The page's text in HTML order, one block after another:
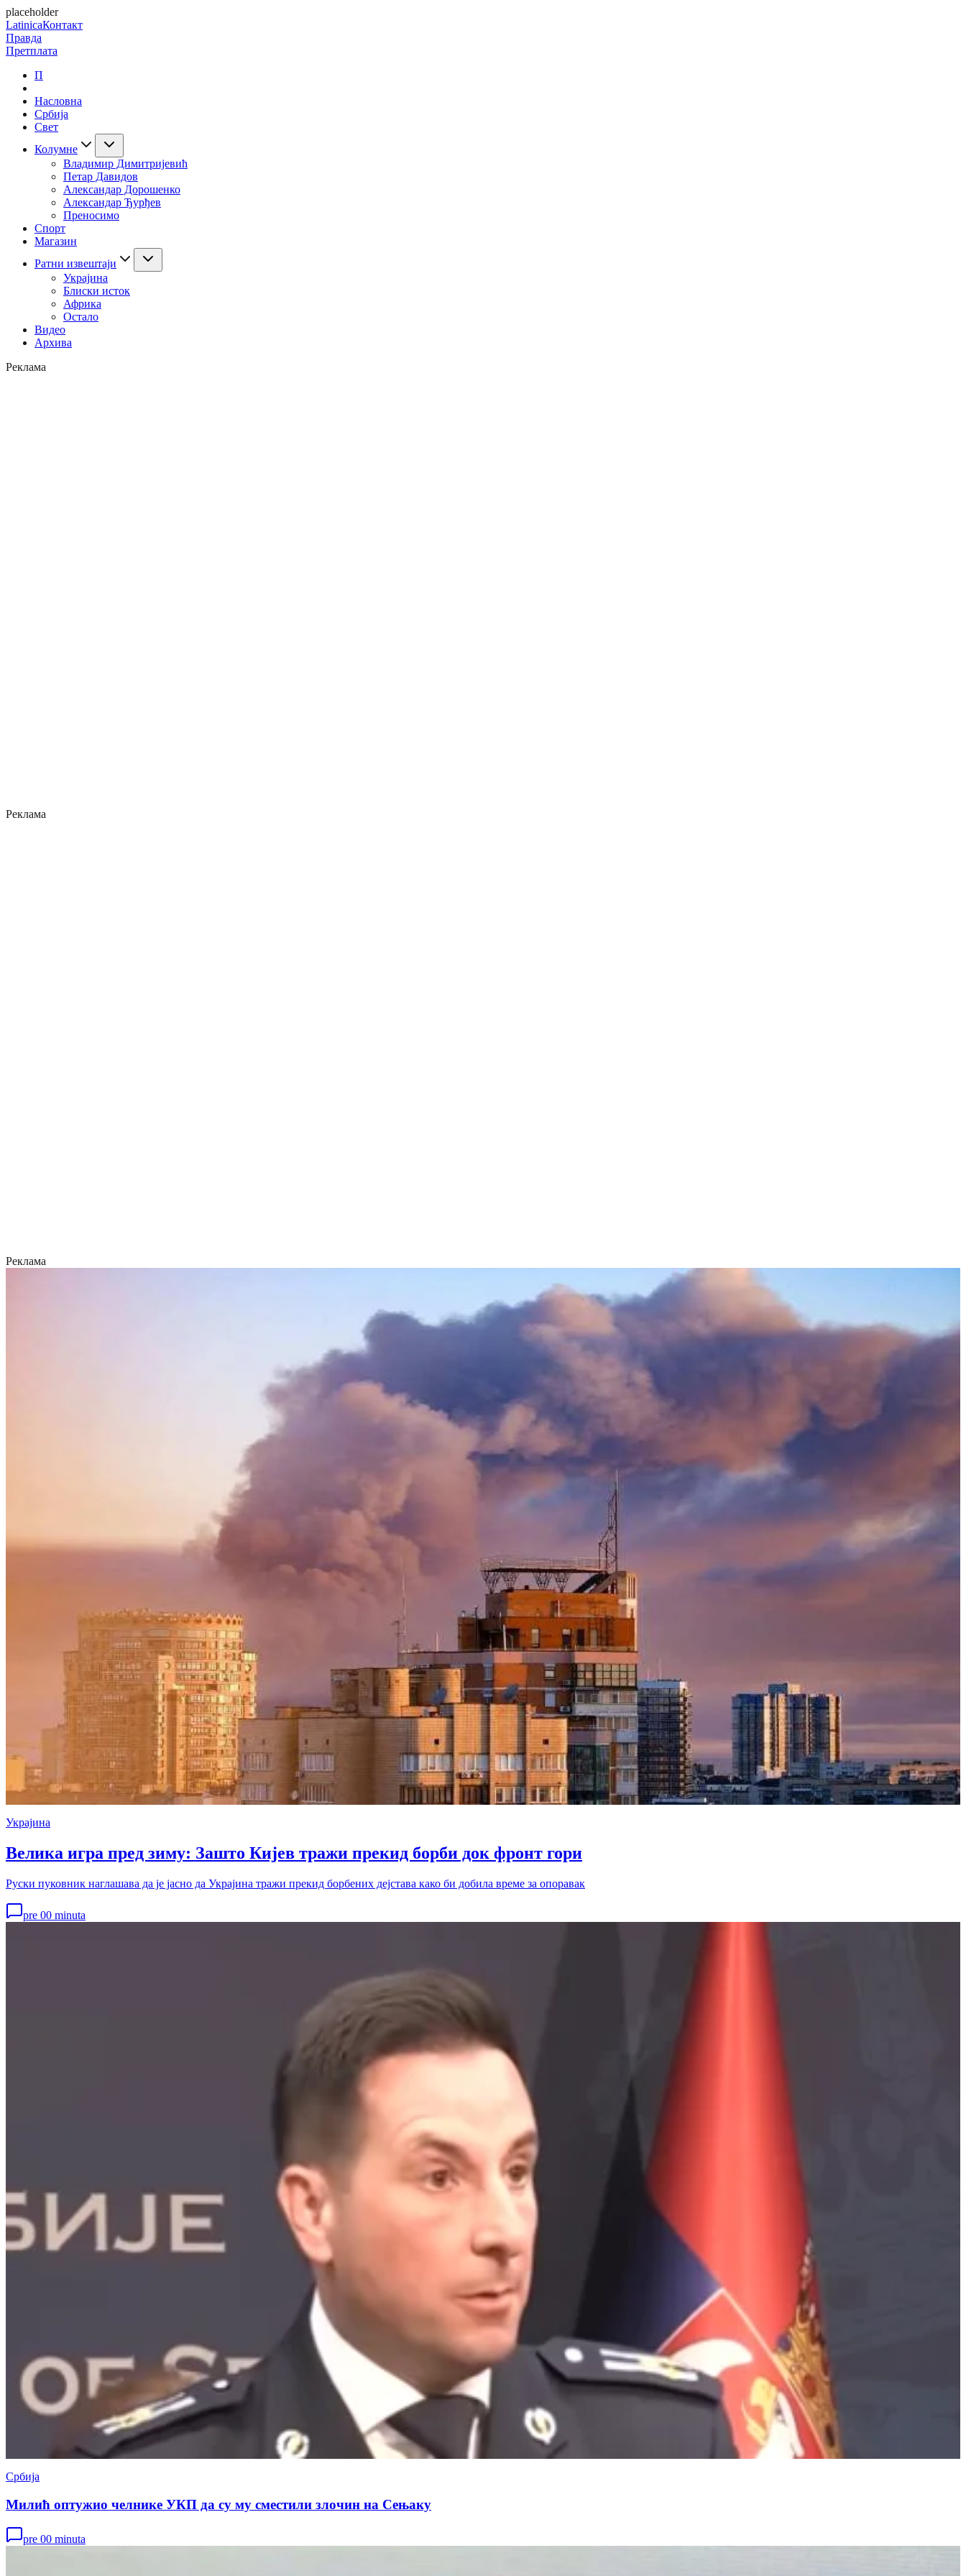
placeholder
LatinicaКонтакт
Правда
Претплата
П
Насловна
Србија
Свет
Колумне
Владимир Димитријевић
Петар Давидов
Александар Дорошенко
Александар Ђурђев
Преносимо
Спорт
Магазин
Ратни извештаји
Украјина
Блиски исток
Африка
Остало
Видео
Архива
Реклама
Реклама
Реклама
Украјина
Велика игра пред зиму: Зашто Кијев тражи прекид борби док фронт гори
Руски пуковник наглашава да је јасно да Украјина тражи прекид борбених дејстава како би добила време за опоравак
pre 00 minuta
Србија
Милић оптужио челнике УКП да су му сместили злочин на Сењаку
pre 00 minuta